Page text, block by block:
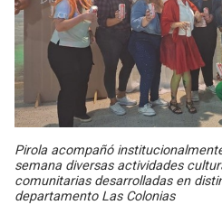
Pirola acompañó
semana diversas actividades
comunitarias desarrolladas en
departamento Las Colonias